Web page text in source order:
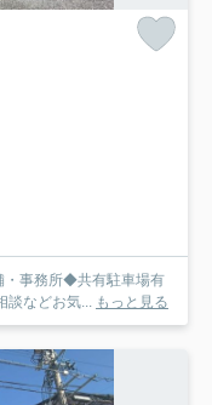
事務所◆共有駐車場有
談などお気... もっと見る